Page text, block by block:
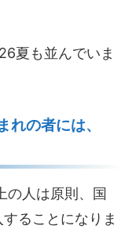
夏も並んでいま
の者には、
の人は原則、国
ることになりま